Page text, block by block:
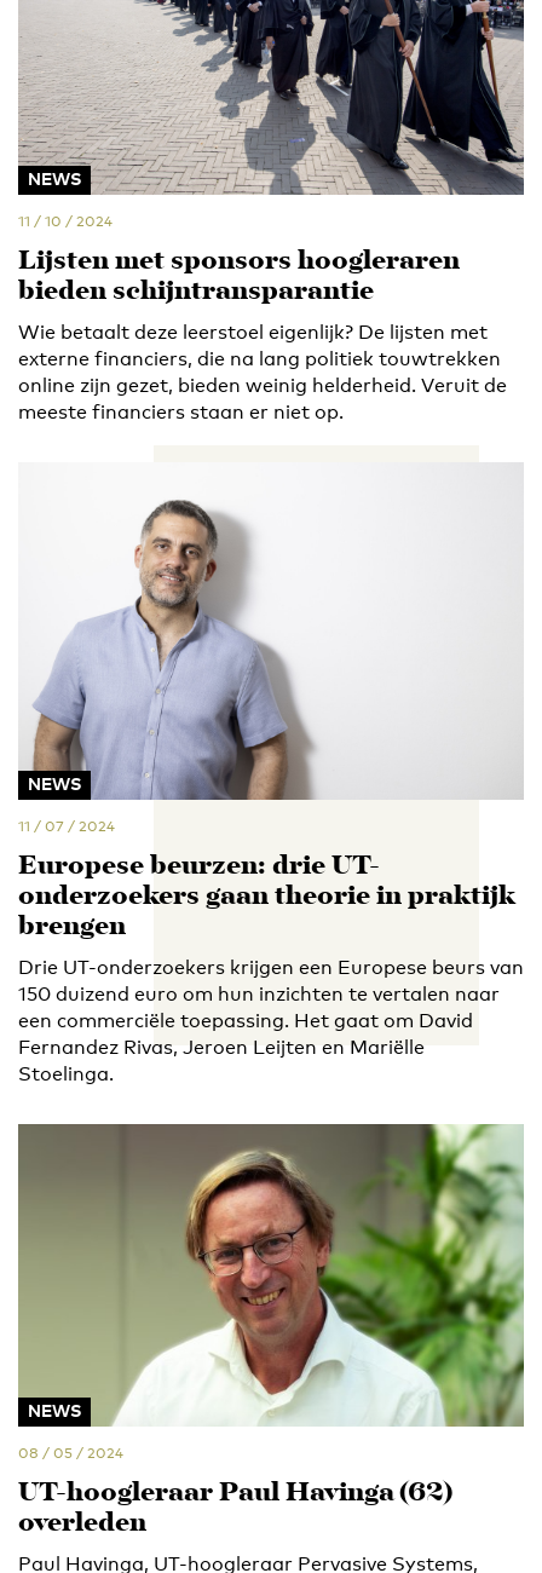
NEWS
11 / 10 / 2024
Lijsten met sponsors hoogleraren
bieden schijntransparantie
Wie betaalt deze leerstoel eigenlijk? De lijsten met
externe financiers, die na lang politiek touwtrekken
online zijn gezet, bieden weinig helderheid. Veruit de
meeste financiers staan er niet op.
NEWS
11 / 07 / 2024
Europese beurzen: drie UT-
onderzoekers gaan theorie in praktijk
brengen
Drie UT-onderzoekers krijgen een Europese beurs van
150 duizend euro om hun inzichten te vertalen naar
een commerciële toepassing. Het gaat om David
Fernandez Rivas, Jeroen Leijten en Mariëlle
Stoelinga.
NEWS
08 / 05 / 2024
UT-hoogleraar Paul Havinga (62)
overleden
Paul Havinga, UT-hoogleraar Pervasive Systems,